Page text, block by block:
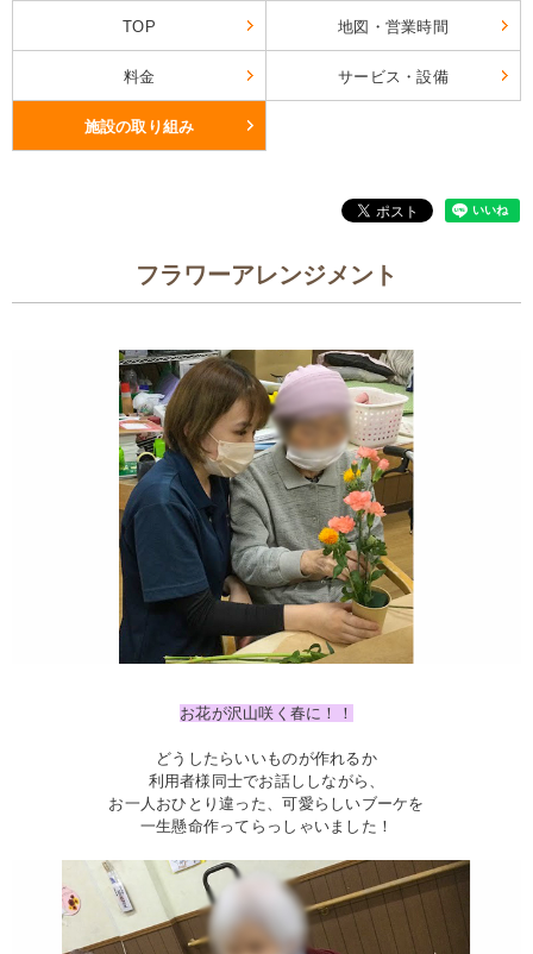
TOP 地図・営業時間
料金 サービス・設備
施設の取り組み
フラワーアレンジメント
お花が沢山咲く春に！！
どうしたらいいものが作れるか
利用者様同士でお話ししながら、
お一人おひとり違った、可愛らしいブーケを
一生懸命作ってらっしゃいました！